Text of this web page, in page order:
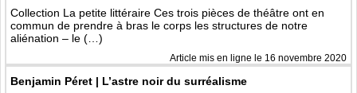
Collection La petite littéraire Ces trois pièces de théâtre ont en
commun de prendre à bras le corps les structures de notre
aliénation – le (…)
Article mis en ligne le 16 novembre 2020
Benjamin Péret | L’astre noir du surréalisme